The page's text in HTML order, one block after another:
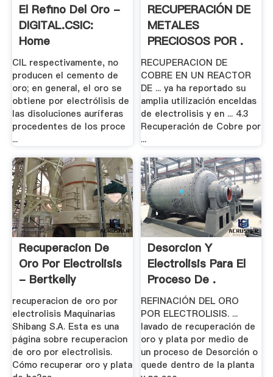
El Refino Del Oro -
DIGITAL.CSIC:
Home
CIL respectivamente, no
producen el cemento de
oro; en general, el oro se
obtiene por electrólisis de
las disoluciones auríferas
procedentes de los proce
...
RECUPERACIÓN DE
METALES
PRECIOSOS POR .
RECUPERACION DE
COBRE EN UN REACTOR
DE ... ya ha reportado su
amplia utilización enceldas
de electrolisis y en ... 4.3
Recuperación de Cobre por
...
Recuperacion De
Oro Por Electrolisis
- Bertkelly
recuperacion de oro por
electrolisis Maquinarias
Shibang S.A. Esta es una
página sobre recuperacion
de oro por electrolisis.
Cómo recuperar oro y plata
Desorcion Y
Electrolisis Para El
Proceso De .
REFINACIÓN DEL ORO
POR ELECTROLISIS. ...
lavado de recuperación de
oro y plata por medio de
un proceso de Desorción o
quede dentro de la planta